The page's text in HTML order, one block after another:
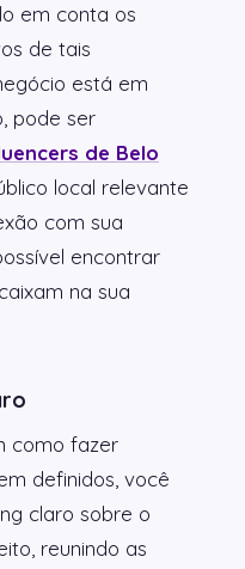
em conta os
de tais
está em
pode ser
de Belo
local relevante
com sua
encontrar
na sua
como fazer
definidos, você
claro sobre o
reunindo as